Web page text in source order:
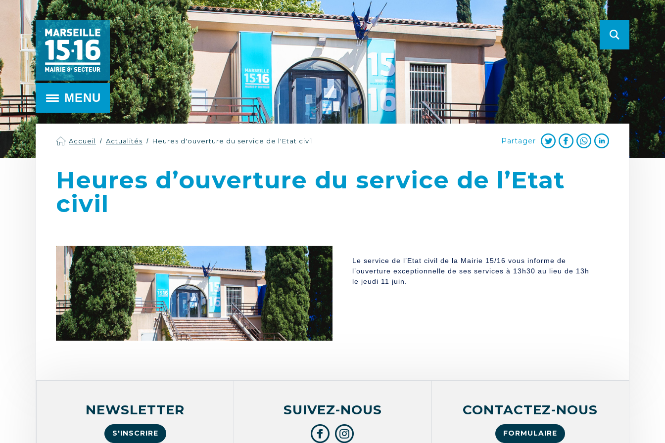
MENU
Accueil Actualités Heures d'ouverture du service de l'Etat civil Partager
Heures d’ouverture du service de l’Etat
civil
Le service de l’Etat civil de la Mairie 15/16 vous informe de
l’ouverture exceptionnelle de ses services à 13h30 au lieu de 13h
le jeudi 11 juin.
NEWSLETTER
S'INSCRIRE
SUIVEZ-NOUS CONTACTEZ-NOUS
FORMULAIRE